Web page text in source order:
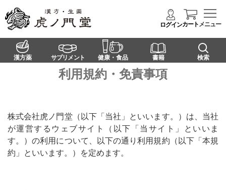
ログインカートメニュー
漢方薬 サプリメント 健康・食品 書籍 検索
利用規約・免責事項
株式会社虎ノ門堂（以下「当社」といいます。）は、当社
が運営するウェブサイト（以下「当サイト」といいま
す。）の利用について、以下の通り利用規約（以下「本規
約」といいます。）を定めます。